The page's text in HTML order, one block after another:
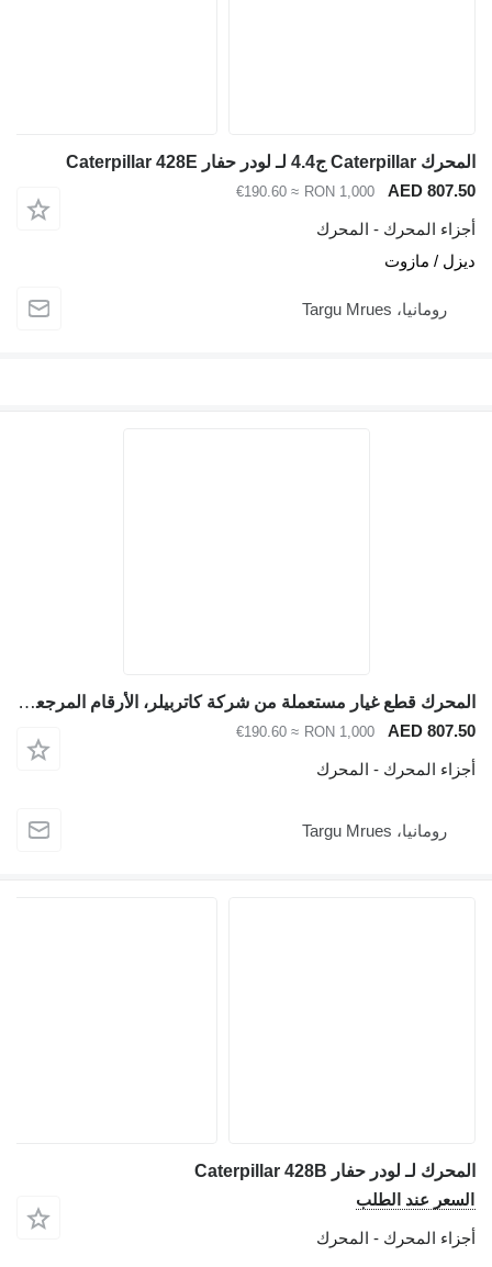
المحرك Caterpillar ج4.4 لـ لودر حفار Caterpillar 428E
AED 807.50
RON 1,000
≈ €190.60
أجزاء المحرك - المحرك
ديزل / مازوت
رومانيا، Targu Mrues
المحرك قطع غيار مستعملة من شركة كاتربيلر، الأرقام المرجعية: 428، 432، 434، 444، 416، 420، 422، 4 لـ لودر حفار Caterpillar 428 432 434, 444, 416, 420, 422, 426
AED 807.50
RON 1,000
≈ €190.60
أجزاء المحرك - المحرك
رومانيا، Targu Mrues
المحرك لـ لودر حفار Caterpillar 428B
السعر عند الطلب
أجزاء المحرك - المحرك